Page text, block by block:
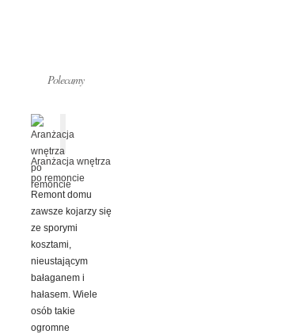
Polecamy
Aranżacja wnętrza
po remoncie
Remont domu
zawsze kojarzy się
ze sporymi
kosztami,
nieustającym
bałaganem i
hałasem. Wiele
osób takie
ogromne